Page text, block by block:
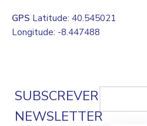
GPS Latitude: 40.545021
Longitude: -8.447488
SUBSCREVER
NEWSLETTER